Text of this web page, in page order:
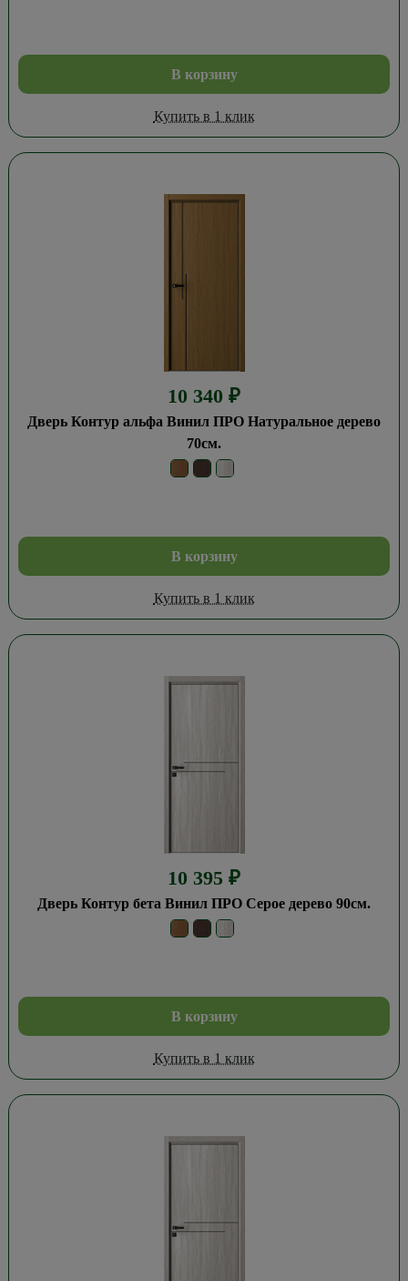
В корзину
Купить в 1 клик
10 340 ₽
Дверь Контур альфа Винил ПРО Натуральное дерево
70см.
В корзину
Купить в 1 клик
10 395 ₽
Дверь Контур бета Винил ПРО Серое дерево 90см.
В корзину
Купить в 1 клик